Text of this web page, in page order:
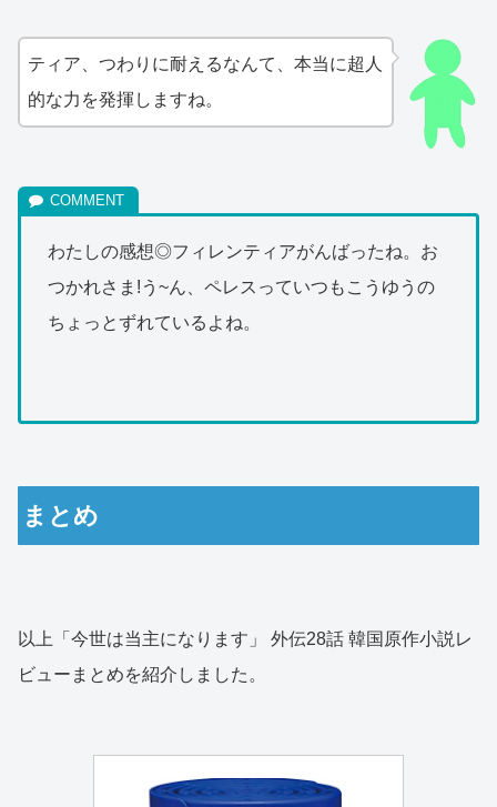
ティア、つわりに耐えるなんて、本当に超人
的な力を発揮しますね。
わたしの感想◎フィレンティアがんばったね。お
つかれさま!う~ん、ペレスっていつもこうゆうの
ちょっとずれているよね。
まとめ
以上「今世は当主になります」 外伝28話 韓国原作小説レ
ビューまとめを紹介しました。